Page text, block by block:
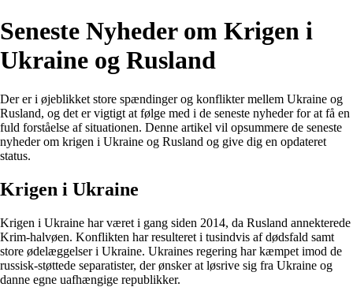
Seneste Nyheder om Krigen i
Ukraine og Rusland
Der er i øjeblikket store spændinger og konflikter mellem Ukraine og
Rusland, og det er vigtigt at følge med i de seneste nyheder for at få en
fuld forståelse af situationen. Denne artikel vil opsummere de seneste
nyheder om krigen i Ukraine og Rusland og give dig en opdateret
status.
Krigen i Ukraine
Krigen i Ukraine har været i gang siden 2014, da Rusland annekterede
Krim-halvøen. Konflikten har resulteret i tusindvis af dødsfald samt
store ødelæggelser i Ukraine. Ukraines regering har kæmpet imod de
russisk-støttede separatister, der ønsker at løsrive sig fra Ukraine og
danne egne uafhængige republikker.